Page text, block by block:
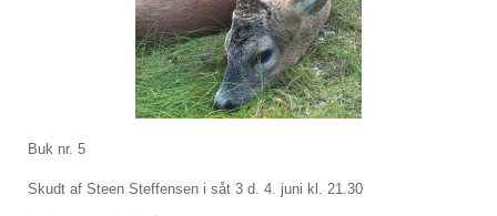
Buk nr. 5
Skudt af Steen Steffensen i såt 3 d. 4. juni kl. 21.30